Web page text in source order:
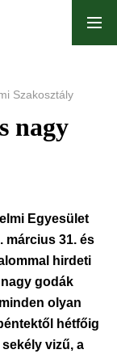
Szakosztály
nagy
Egyesület
március 31. és
hirdeti
godák
olyan
hétfőig
vizű, a